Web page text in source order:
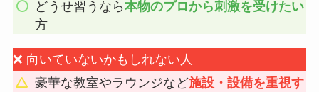
どうせ習うなら本物のプロから刺激を受けたい
方
❌ 向いていないかもしれない人
豪華な教室やラウンジなど施設・設備を重視す